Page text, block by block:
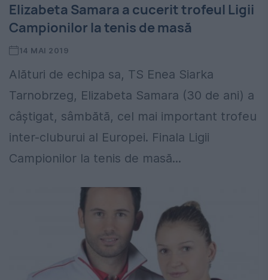
Elizabeta Samara a cucerit trofeul Ligii
Campionilor la tenis de masă
14 MAI 2019
Alături de echipa sa, TS Enea Siarka
Tarnobrzeg, Elizabeta Samara (30 de ani) a
câștigat, sâmbătă, cel mai important trofeu
inter-cluburui al Europei. Finala Ligii
Campionilor la tenis de masă...